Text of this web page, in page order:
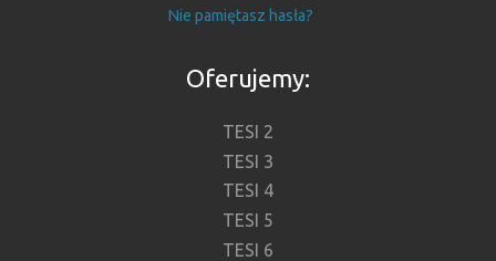
Nie pamiętasz hasła?
Oferujemy:
TESI 2
TESI 3
TESI 4
TESI 5
TESI 6